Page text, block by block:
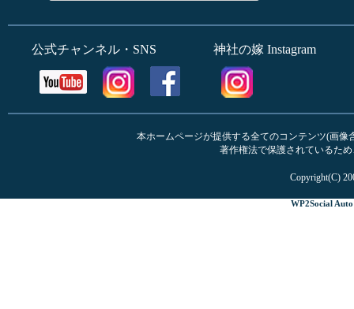
公式チャンネル・SNS 神社の嫁 Instagram
本ホームページが提供する全てのコンテンツ(画
著作権法で保護されているた
Copyright(C)
WP2Social